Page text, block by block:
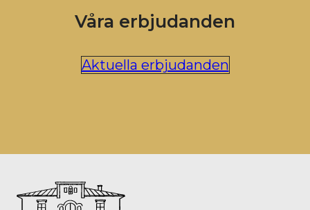
Våra erbjudanden
Aktuella erbjudanden